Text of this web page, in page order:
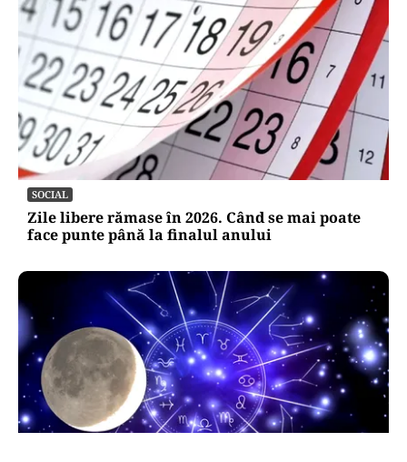
SOCIAL
Zile libere rămase în 2026. Când se mai poate
face punte până la finalul anului